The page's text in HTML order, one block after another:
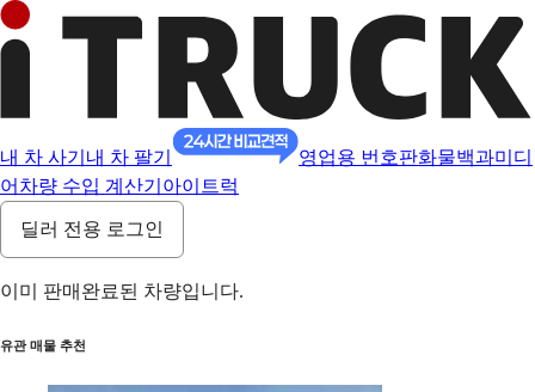
내 차 사기 내 차 팔기 영업용 번호판화물백과미디
어 차량 수입 계산기 아이트럭
딜러 전용 로그인
이미 판매완료된 차량입니다.
유관 매물 추천